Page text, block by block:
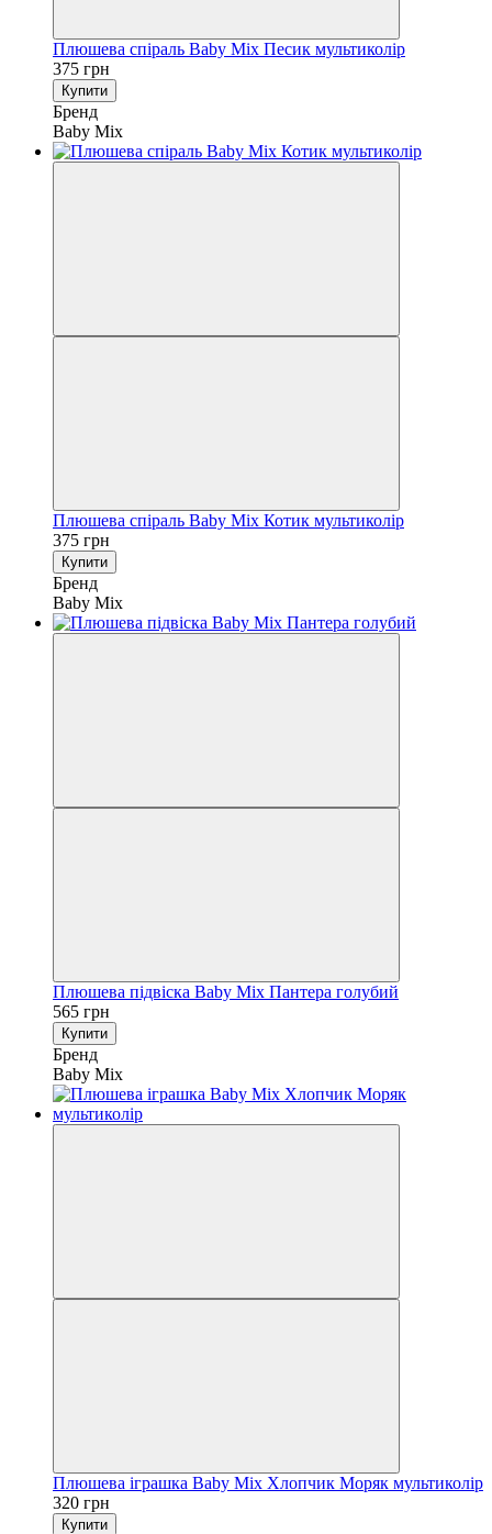
Плюшева спіраль Baby Mix Песик мультиколір
375 грн
Купити
Бренд
Baby Mix
Плюшева спіраль Baby Mix Котик мультиколір
375 грн
Купити
Бренд
Baby Mix
Плюшева підвіска Baby Mix Пантера голубий
565 грн
Купити
Бренд
Baby Mix
Плюшева іграшка Baby Mix Хлопчик Моряк мультиколір
320 грн
Купити